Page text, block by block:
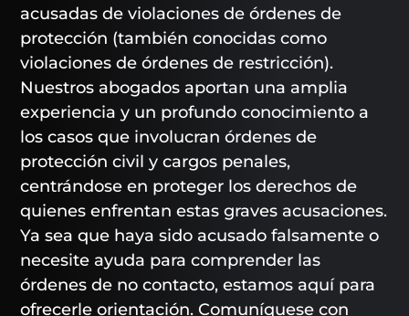
acusadas de violaciones de órdenes de
protección (también conocidas como
violaciones de órdenes de restricción).
Nuestros abogados aportan una amplia
experiencia y un profundo conocimiento a
los casos que involucran órdenes de
protección civil y cargos penales,
centrándose en proteger los derechos de
quienes enfrentan estas graves acusaciones.
Ya sea que haya sido acusado falsamente o
necesite ayuda para comprender las
órdenes de no contacto, estamos aquí para
ofrecerle orientación. Comuníquese con